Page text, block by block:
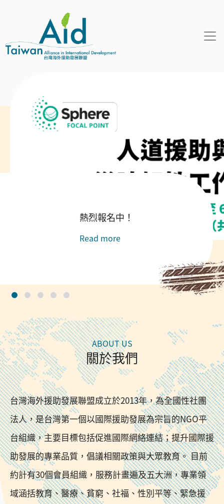
熱烈報名中！
Read more
關於我們
台灣海外援助發展聯盟成立於2013年，為全國性社團
法人，是台灣第一個以國際援助發展為宗旨的NGO平
台組織，主要目標包括促進國際網絡連結；提升國際援
助發展的專業品質，倡議相關政策與大眾教育。 目前
約計有30個會員組織，服務計畫遍及五大洲，專業領
域涵括教育、醫療、貧窮、社福、性別平等、緊急援